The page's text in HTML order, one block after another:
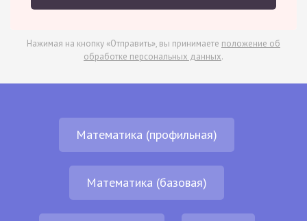
Нажимая на кнопку «Отправить», вы принимаете положение об
обработке персональных данных.
Математика (профильная)
Математика (базовая)